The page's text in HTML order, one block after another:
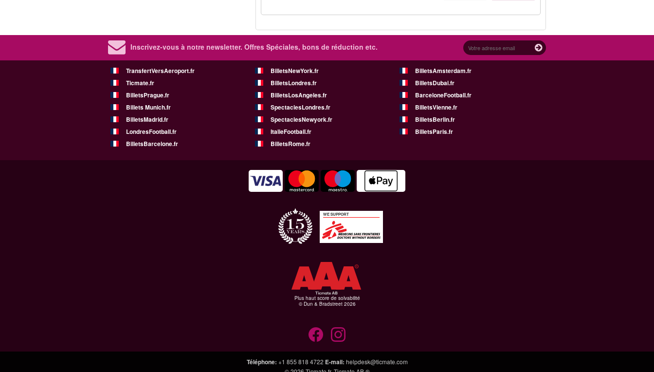
Inscrivez-vous à notre newsletter. Offres Spéciales, bons de réduction etc.
TransfertVersAeroport.fr BilletsNewYork.fr
BilletsAmsterdam.fr
Ticmate.fr
BilletsLondres.fr
BilletsDubai.fr
BilletsPrague.fr
BilletsLosAngeles.fr
BarceloneFootball.fr
Billets Munich.fr
SpectaclesLondres.fr
BilletsVienne.fr
BilletsMadrid.fr
SpectaclesNewyork.fr
BilletsBerlin.fr
LondresFootball.fr
ItalieFootball.fr
BilletsParis.fr
BilletsBarcelone.fr
BilletsRome.fr
WE SUPPORT
Plus haut score de solvabilité
© Dun & Bradstreet 2026
Téléphone: +1 855 818 4722 E-mail: helpdesk@ticmate.com